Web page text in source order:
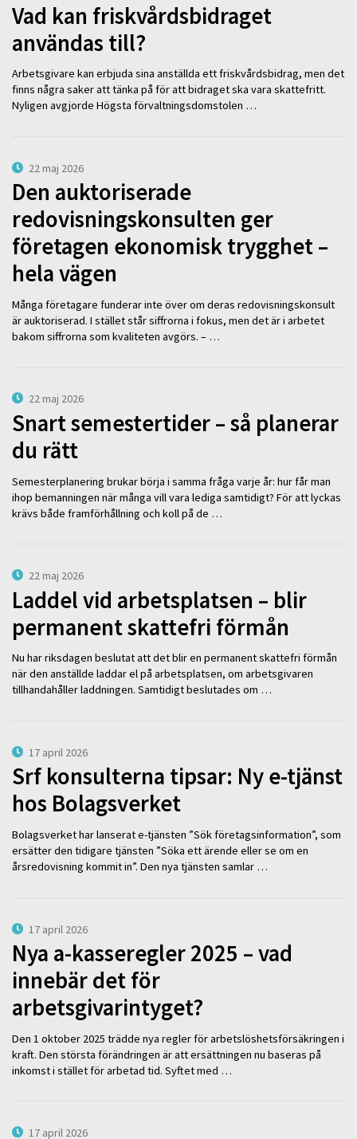
Vad kan friskvårdsbidraget
användas till?
Arbetsgivare kan erbjuda sina anställda ett friskvårdsbidrag, men det
finns några saker att tänka på för att bidraget ska vara skattefritt.
Nyligen avgjorde Högsta förvaltningsdomstolen …
22 maj 2026
Den auktoriserade
redovisningskonsulten ger
företagen ekonomisk trygghet –
hela vägen
Många företagare funderar inte över om deras redovisningskonsult
är auktoriserad. I stället står siffrorna i fokus, men det är i arbetet
bakom siffrorna som kvaliteten avgörs. – …
22 maj 2026
Snart semestertider – så planerar
du rätt
Semesterplanering brukar börja i samma fråga varje år: hur får man
ihop bemanningen när många vill vara lediga samtidigt? För att lyckas
krävs både framförhållning och koll på de …
22 maj 2026
Laddel vid arbetsplatsen – blir
permanent skattefri förmån
Nu har riksdagen beslutat att det blir en permanent skattefri förmån
när den anställde laddar el på arbetsplatsen, om arbetsgivaren
tillhandahåller laddningen. Samtidigt beslutades om …
17 april 2026
Srf konsulterna tipsar: Ny e-tjänst
hos Bolagsverket
Bolagsverket har lanserat e-tjänsten ”Sök företagsinformation”, som
ersätter den tidigare tjänsten ”Söka ett ärende eller se om en
årsredovisning kommit in”. Den nya tjänsten samlar …
17 april 2026
Nya a-kasseregler 2025 – vad
innebär det för
arbetsgivarintyget?
Den 1 oktober 2025 trädde nya regler för arbetslöshetsförsäkringen i
kraft. Den största förändringen är att ersättningen nu baseras på
inkomst i stället för arbetad tid. Syftet med …
17 april 2026